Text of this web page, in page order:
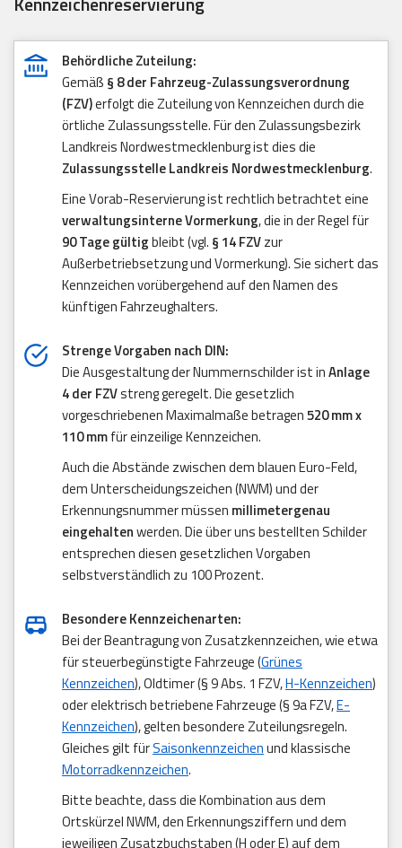
Behördliche Zuteilung:
Gemäß § 8 der Fahrzeug-Zulassungsverordnung
(FZV)erfolgt die Zuteilung von Kennzeichen durch die
örtliche Zulassungsstelle. Für den Zulassungsbezirk
Landkreis Nordwestmecklenburg ist dies die
Zulassungsstelle Landkreis Nordwestmecklenburg.
Eine Vorab-Reservierung ist rechtlich betrachtet eine
verwaltungsinterne Vormerkung, die in der Regel für
90 Tage gültigbleibt (vgl. § 14 FZVzur
Außerbetriebsetzung und Vormerkung). Sie sichert das
Kennzeichen vorübergehend auf den Namen des
künftigen Fahrzeughalters.
Strenge Vorgaben nach DIN:
Die Ausgestaltung der Nummernschilder ist inAnlage
4 der FZVstreng geregelt. Die gesetzlich
vorgeschriebenen Maximalmaße betragen520 mm x
110 mmfür einzeilige Kennzeichen.
Auch die Abstände zwischen dem blauen Euro-Feld,
dem Unterscheidungszeichen (NWM) und der
Erkennungsnummer müssen millimetergenau
eingehaltenwerden. Die über uns bestellten Schilder
entsprechen diesen gesetzlichen Vorgaben
selbstverständlich zu 100 Prozent.
Besondere Kennzeichenarten:
Bei der Beantragung von Zusatzkennzeichen, wie etwa
für steuerbegünstigte Fahrzeuge (Grünes
Kennzeichen), Oldtimer (§ 9 Abs. 1 FZV,H-Kennzeichen)
oder elektrisch betriebene Fahrzeuge (§ 9a FZV,E-
Kennzeichen), gelten besondere Zuteilungsregeln.
Gleiches gilt fürSaisonkennzeichenund klassische
Motorradkennzeichen.
Bitte beachte, dass die Kombination aus dem
Ortskürzel NWM, den Erkennungsziffern und dem
jeweiligen Zusatzbuchstaben (H oder E) auf dem